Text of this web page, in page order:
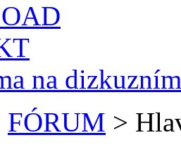
na
FÓRUM >